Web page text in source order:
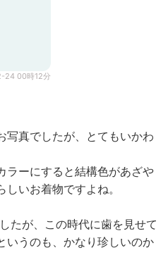
24 00時12分
写真でしたが、とてもいかわ
ラーにすると結構色があざや
いお着物ですよね。
たが、この時代に歯を見せて
いうのも、かなり珍しいのか